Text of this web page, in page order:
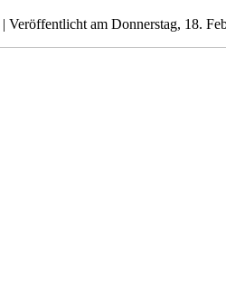
| Veröffentlicht am Donnerstag, 18.